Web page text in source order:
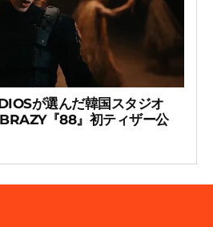
が選んだ韓国スタジオ
『88』初ティザー公